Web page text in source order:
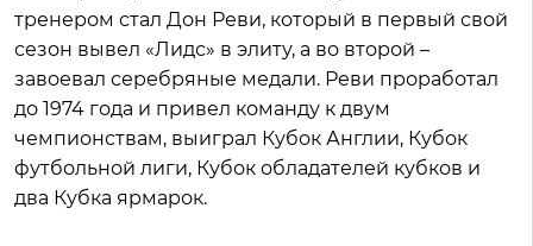
тренером стал Дон Реви, который в первый свой
сезон вывел «Лидс» в элиту, а во второй –
завоевал серебряные медали. Реви проработал
до 1974 года и привел команду к двум
чемпионствам, выиграл Кубок Англии, Кубок
футбольной лиги, Кубок обладателей кубков и
два Кубка ярмарок.